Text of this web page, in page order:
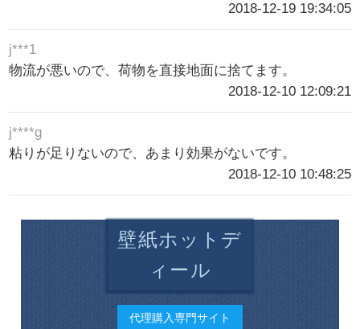
2018-12-19 19:34:05
j***1
物流が悪いので、荷物を直接地面に捨てます。
2018-12-10 12:09:21
j****g
粘りが足りないので、あまり効果がないです。
2018-12-10 10:48:25
壁紙ホットデ
ィール
代理購入専門サイト